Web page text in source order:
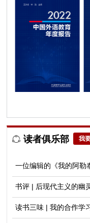
读者俱乐部 我
一位编辑的《我的阿勒
书评 | 后现代主义的幽
述评（文/许晶）
读书三味 | 我的合作学